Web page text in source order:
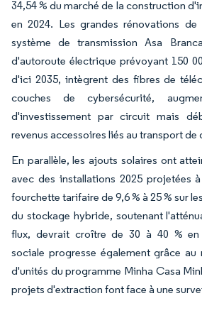
34,54 % du marché de la construction
en 2024. Les grandes rénovations de
système de transmission Asa
d'autoroute électrique prévoyant 150
d'ici 2035, intègrent des fibres de
couches de cybersécurité,
d'investissement par circuit mais
revenus accessoires liés au transport de
En parallèle, les ajouts solaires ont
avec des installations 2025 projetées
fourchette tarifaire de 9,6 % à 25 % sur
du stockage hybride, soutenant
flux, devrait croître de 30 à 40 % en
sociale progresse également grâce
d'unités du programme Minha Casa
projets d'extraction font face à une